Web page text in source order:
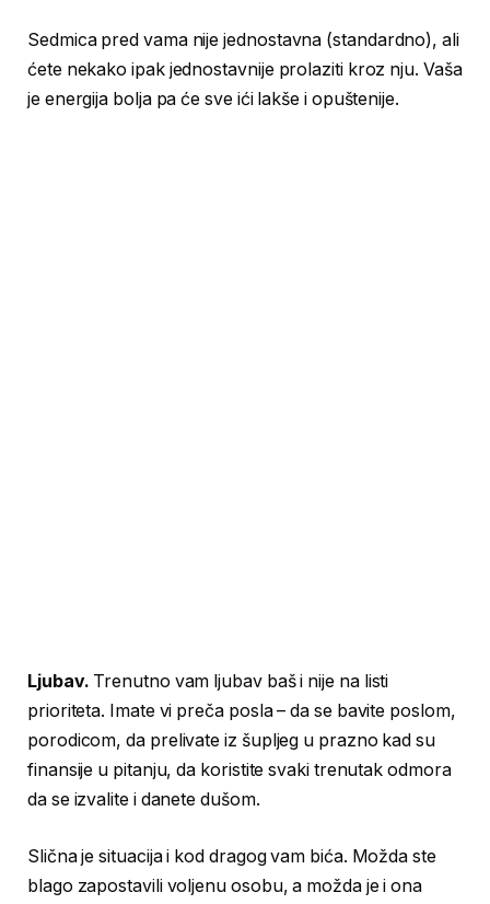
Sedmica pred vama nije jednostavna (standardno), ali
ćete nekako ipak jednostavnije prolaziti kroz nju. Vaša
je energija bolja pa će sve ići lakše i opuštenije.
Ljubav. Trenutno vam ljubav baš i nije na listi
prioriteta. Imate vi preča posla – da se bavite poslom,
porodicom, da prelivate iz šupljeg u prazno kad su
finansije u pitanju, da koristite svaki trenutak odmora
da se izvalite i danete dušom.
Slična je situacija i kod dragog vam bića. Možda ste
blago zapostavili voljenu osobu, a možda je i ona